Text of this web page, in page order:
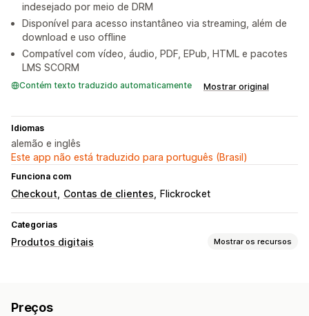
indesejado por meio de DRM
Disponível para acesso instantâneo via streaming, além de
download e uso offline
Compatível com vídeo, áudio, PDF, EPub, HTML e pacotes
LMS SCORM
Contém texto traduzido automaticamente Mostrar original
Idiomas
alemão e inglês
Este app não está traduzido para português (Brasil)
Funciona com
Checkout Contas de clientes Flickrocket
Categorias
Produtos digitais Mostrar os recursos
Personalizado
Preços